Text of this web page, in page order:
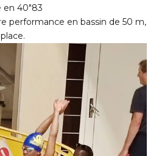
en 40″83
performance en bassin de 50 m,